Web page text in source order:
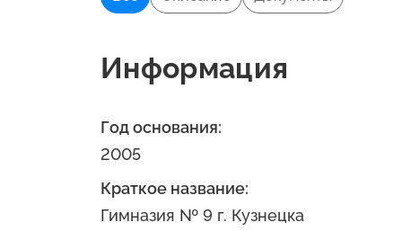
Информация
Год основания:
2005
Краткое название:
Гимназия № 9 г. Кузнецка